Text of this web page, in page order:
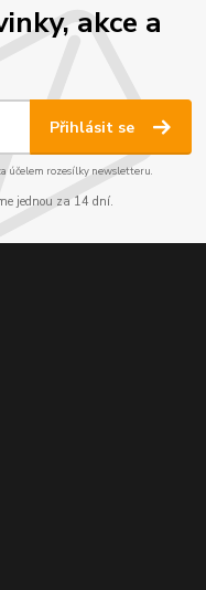
akce a
Přihlásit se
účelem rozesílky newsletteru.
jednou za 14 dní.